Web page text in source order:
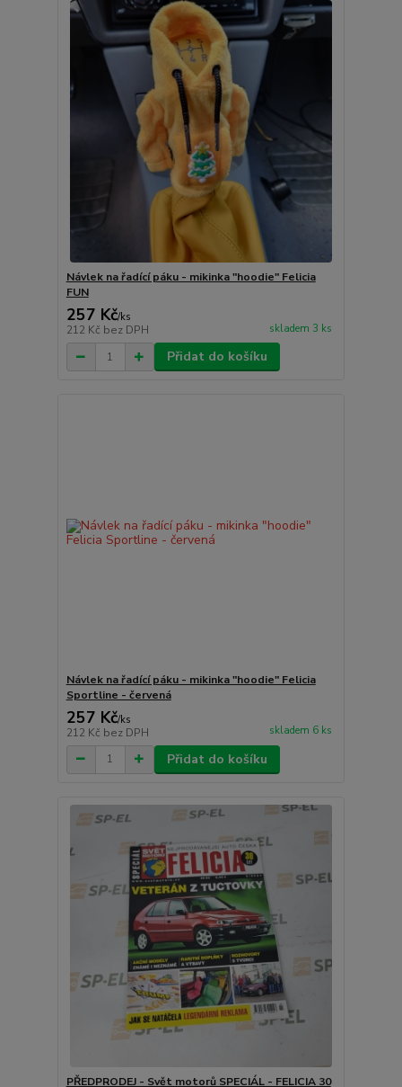
Návlek na řadící páku - mikinka "hoodie" Felicia
FUN
257 Kč/ks
212 Kč bez DPH skladem 3 ks
Přidat do košíku
Návlek na řadící páku - mikinka "hoodie" Felicia
Sportline - červená
257 Kč/ks
212 Kč bez DPH skladem 6 ks
Přidat do košíku
PŘEDPRODEJ - Svět motorů SPECIÁL - FELICIA 30